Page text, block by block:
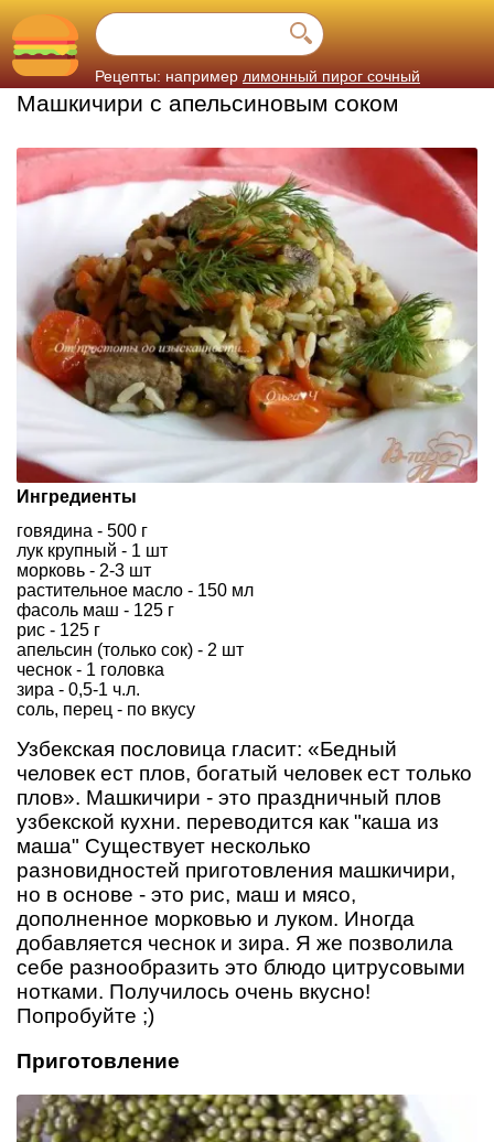
Рецепты: например лимонный пирог сочный
Машкичири с апельсиновым соком
Ингредиенты
говядина - 500 г
лук крупный - 1 шт
морковь - 2-3 шт
растительное масло - 150 мл
фасоль маш - 125 г
рис - 125 г
апельсин (только сок) - 2 шт
чеснок - 1 головка
зира - 0,5-1 ч.л.
соль, перец - по вкусу
Узбекская пословица гласит: «Бедный
человек ест плов, богатый человек ест только
плов». Машкичири - это праздничный плов
узбекской кухни. переводится как "каша из
маша" Существует несколько
разновидностей приготовления машкичири,
но в основе - это рис, маш и мясо,
дополненное морковью и луком. Иногда
добавляется чеснок и зира. Я же позволила
себе разнообразить это блюдо цитрусовыми
нотками. Получилось очень вкусно!
Попробуйте ;)
Приготовление